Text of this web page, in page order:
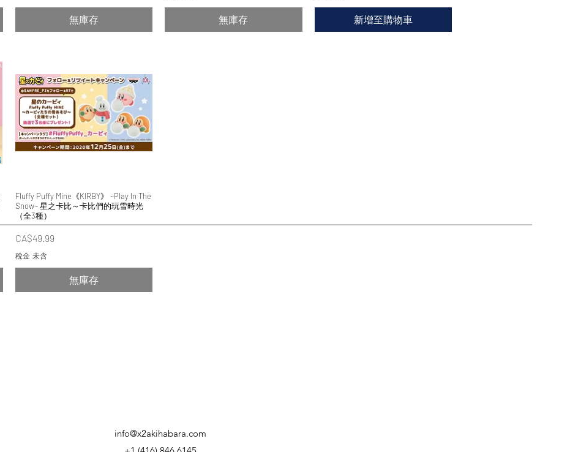
無庫存 無庫存 新增至購物車
快速瀏覽
Fluffy Puffy Mine《KIRBY》 ~Play In The
Snow~ 星之卡比～卡比們的玩雪時光
（全3種）
價格
CA$49.99
稅金 未含
無庫存
info@x2akihabara.com